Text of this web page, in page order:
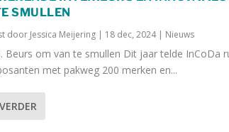
SMULLEN
door Jessica Meijering| 18 dec, 2024| Nieuws
Beurs om van te smullen Dit jaar telde InCoDa
met pakweg 200 merken en...